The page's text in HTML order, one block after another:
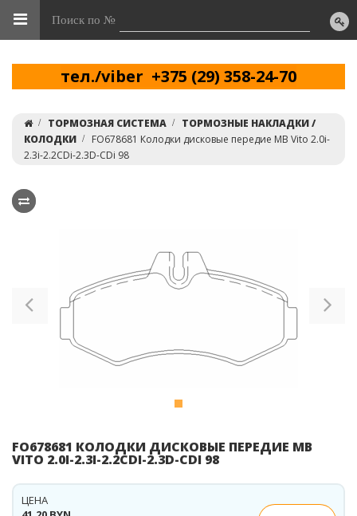
Поиск по №
тел./viber +375 (29) 358-24-70
ТОРМОЗНАЯ СИСТЕМА
ТОРМОЗНЫЕ НАКЛАДКИ /
КОЛОДКИ
FO678681 Колодки дисковые передие MB Vito 2.0i-
2.3i-2.2CDi-2.3D-CDi 98
Previous
FO678681 КОЛОДКИ ДИСКОВЫЕ ПЕРЕДИЕ MB
VITO 2.0I-2.3I-2.2CDI-2.3D-CDI 98
ЦЕНА